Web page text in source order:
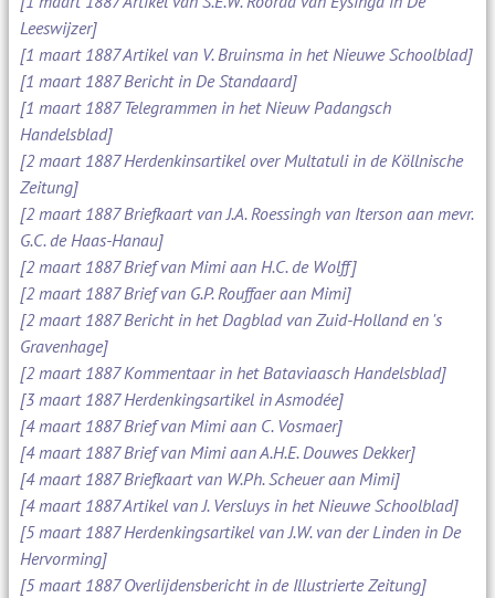
Leeswijzer]
[1 maart 1887 Artikel van V. Bruinsma in het Nieuwe Schoolblad]
[1 maart 1887 Bericht in De Standaard]
[1 maart 1887 Telegrammen in het Nieuw Padangsch
Handelsblad]
[2 maart 1887 Herdenkinsartikel over Multatuli in de Köllnische
Zeitung]
[2 maart 1887 Briefkaart van J.A. Roessingh van Iterson aan mevr.
G.C. de Haas-Hanau]
[2 maart 1887 Brief van Mimi aan H.C. de Wolff]
[2 maart 1887 Brief van G.P. Rouffaer aan Mimi]
[2 maart 1887 Bericht in het Dagblad van Zuid-Holland en 's
Gravenhage]
[2 maart 1887 Kommentaar in het Bataviaasch Handelsblad]
[3 maart 1887 Herdenkingsartikel in Asmodée]
[4 maart 1887 Brief van Mimi aan C. Vosmaer]
[4 maart 1887 Brief van Mimi aan A.H.E. Douwes Dekker]
[4 maart 1887 Briefkaart van W.Ph. Scheuer aan Mimi]
[4 maart 1887 Artikel van J. Versluys in het Nieuwe Schoolblad]
[5 maart 1887 Herdenkingsartikel van J.W. van der Linden in De
Hervorming]
[5 maart 1887 Overlijdensbericht in de Illustrierte Zeitung]